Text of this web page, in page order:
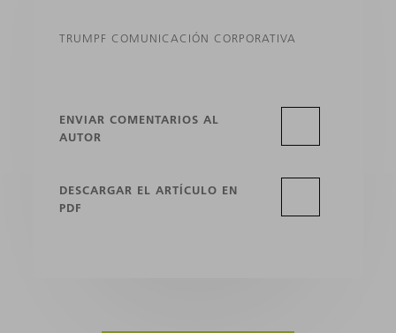
TRUMPF COMUNICACIÓN CORPORATIVA
ENVIAR COMENTARIOS AL
AUTOR
DESCARGAR EL ARTÍCULO EN
PDF